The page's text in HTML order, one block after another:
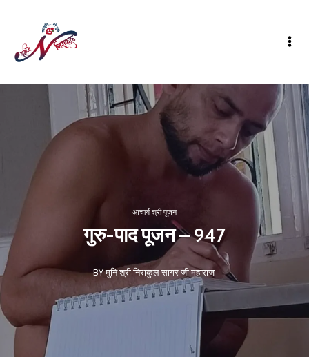
आचार्य श्री पूजन
गुरु-पाद पूजन – 947
BY मुनि श्री निराकुल सागर जी महाराज